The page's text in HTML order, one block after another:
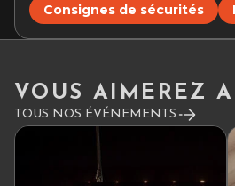
Consignes de sécurités
VOUS AIMEREZ
TOUS NOS ÉVÉNEMENTS